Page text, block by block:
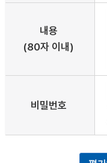
내용
(80자 이내)
비밀번호